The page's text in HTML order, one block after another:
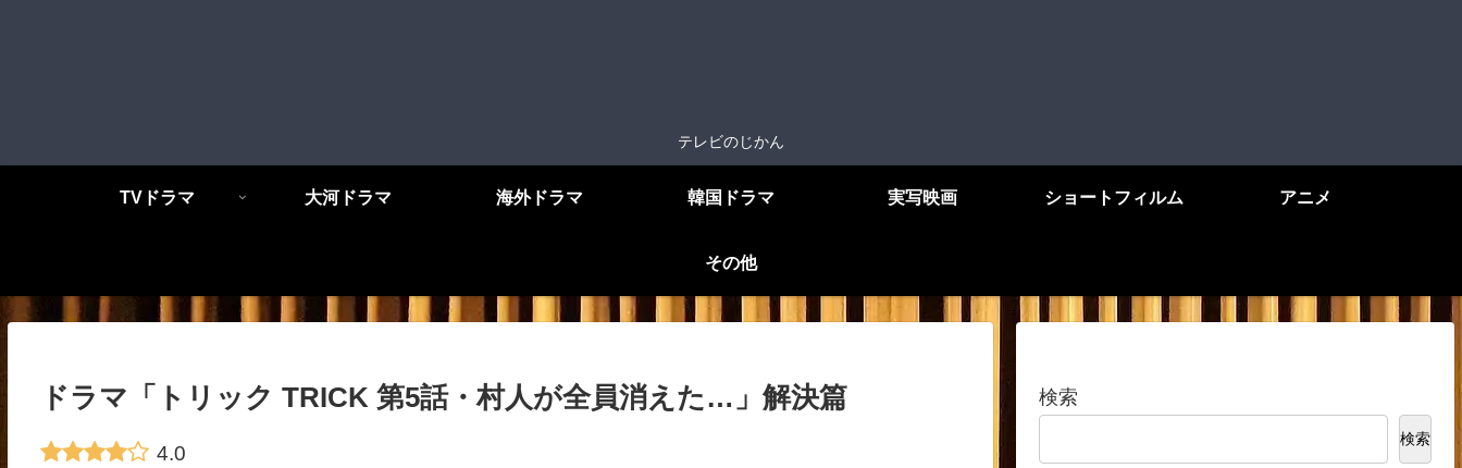
テレビのじかん
TVドラマ 大河ドラマ 海外ドラマ 韓国ドラマ 実写映画 ショートフィルム アニメ
その他
ドラマ「トリック TRICK 第5話・村人が全員消えた…」解決篇
4.0
検索
検索